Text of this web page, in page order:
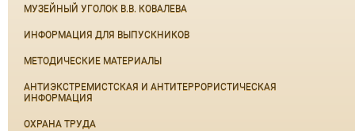
МУЗЕЙНЫЙ УГОЛОК В.В. КОВАЛЕВА
ИНФОРМАЦИЯ ДЛЯ ВЫПУСКНИКОВ
МЕТОДИЧЕСКИЕ МАТЕРИАЛЫ
АНТИЭКСТРЕМИСТСКАЯ И АНТИТЕРРОРИСТИЧЕСКАЯ
ИНФОРМАЦИЯ
ОХРАНА ТРУДА